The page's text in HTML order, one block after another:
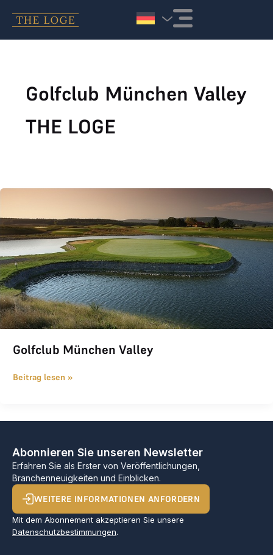
Golfclub München Valley
THE LOGE
Golfclub München Valley
Beitrag lesen »
Abonnieren Sie unseren Newsletter
Erfahren Sie als Erster von Veröffentlichungen,
Branchenneuigkeiten und Einblicken.
WEITERE INFORMATIONEN ANFORDERN
Mit dem Abonnement akzeptieren Sie unsere
Datenschutzbestimmungen.